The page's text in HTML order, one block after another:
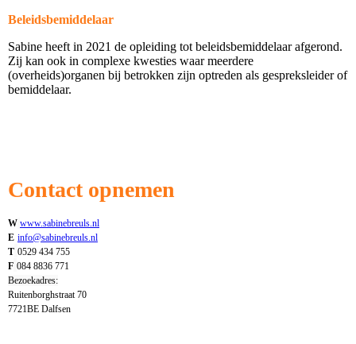
Beleidsbemiddelaar
Sabine heeft in 2021 de opleiding tot beleidsbemiddelaar afgerond.
Zij kan ook in complexe kwesties waar meerdere
(overheids)organen bij betrokken zijn optreden als gespreksleider of
bemiddelaar.
Contact opnemen
W www.sabinebreuls.nl
E info@sabinebreuls.nl
T 0529 434 755
F 084 8836 771
Bezoekadres:
Ruitenborghstraat 70
7721BE Dalfsen